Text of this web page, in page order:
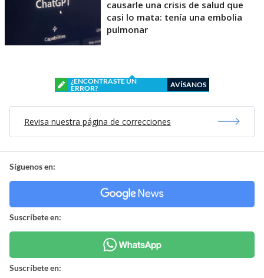
causarle una crisis de salud que
casi lo mata: tenía una embolia
pulmonar
¿ENCONTRASTE UN
ERROR?
AVÍSANOS
Revisa nuestra página de correcciones
Síguenos en:
Suscríbete en:
Suscríbete en: